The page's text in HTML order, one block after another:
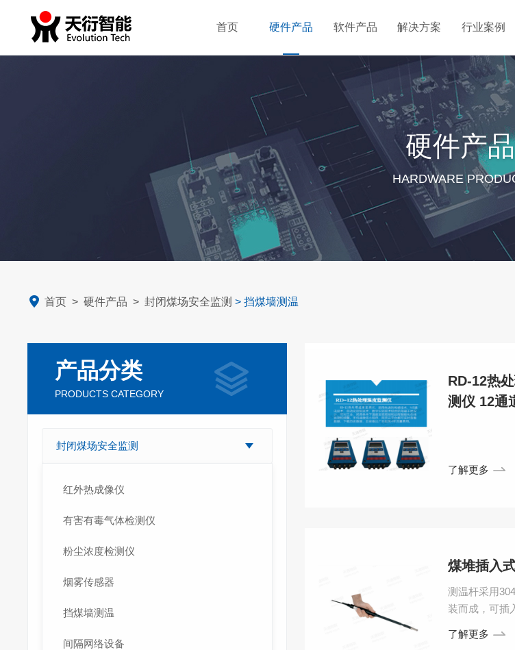
首页 硬件产品
封闭煤场安全监测 风电机组安全监测 智慧
软件产品
智慧煤场 数量监测平台 数字酒厂
解决方案 行业案例
农业粮油 能源电力 智慧
硬件产品
HARDWARE
首页 >硬件产品 >封闭煤场安全监测 > 挡煤墙测温
产品分类
PRODUCTS CATEGORY
封闭煤场安全监测
红外热成像仪
有害有毒气体检测仪
粉尘浓度检测仪
烟雾传感器
挡煤墙测温
间隔网络设备
RD-12热
测仪 12通
了解更多
煤堆插入
测温杆采用
装而成，可插
温电缆是整个
了解更多